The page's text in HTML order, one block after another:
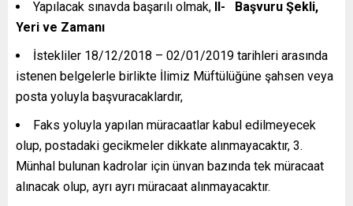
Yapılacak sınavda başarılı olmak, II- Başvuru Şekli,
Yeri ve Zamanı
İstekliler 18/12/2018 – 02/01/2019 tarihleri arasında
istenen belgelerle birlikte İlimiz Müftülüğüne şahsen veya
posta yoluyla başvuracaklardır,
Faks yoluyla yapılan müracaatlar kabul edilmeyecek
olup, postadaki gecikmeler dikkate alınmayacaktır, 3.
Münhal bulunan kadrolar için ünvan bazında tek müracaat
alınacak olup, ayrı ayrı müracaat alınmayacaktır.